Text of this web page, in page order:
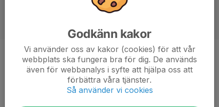
Position
-
45 år
Godkänn kakor
Vi använder oss av kakor (cookies) för att vår
webbplats ska fungera bra för dig. De används
även för webbanalys i syfte att hjälpa oss att
förbättra våra tjänster.
Så använder vi cookies